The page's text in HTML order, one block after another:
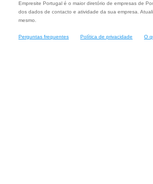
Empresite Portugal é o maior diretório de empresas de
dos dados de contacto e atividade da sua empresa.
mesmo.
Perguntas frequentes Política de privacidade O